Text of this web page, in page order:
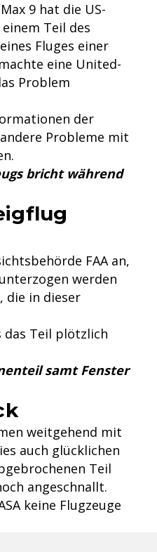
9 hat die US-
Teil des
Fluges einer
eine United-
Problem
der
Probleme mit
bricht während
FAA an,
werden
die in dieser
das Teil plötzlich
samt Fenster
weitgehend mit
auch glücklichen
Teil
angeschnallt.
keine Flugzeuge